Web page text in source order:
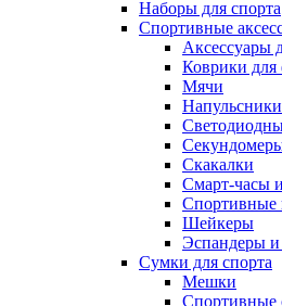
Наборы для спорта
Спортивные
Аксессуары
Коврики для
Мячи
Напульсники
Скакалки
Смарт-часы
Спортивные
Шейкеры
Эспандеры и
Сумки для спорта
Мешки
Спортивные